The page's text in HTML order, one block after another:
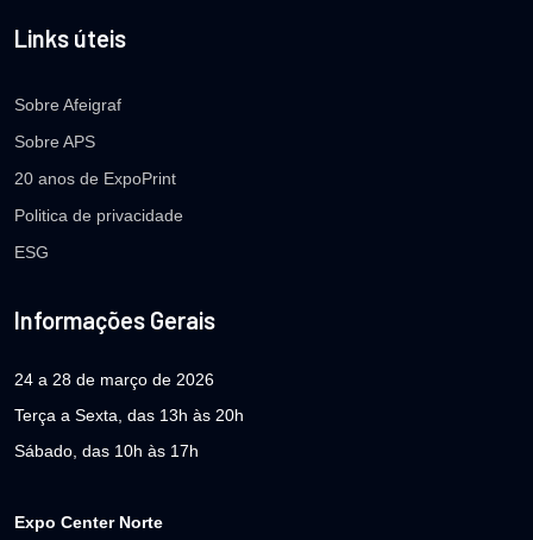
Links úteis
Sobre Afeigraf
Sobre APS
20 anos de ExpoPrint
Politica de privacidade
ESG
Informações Gerais
24 a 28 de março de 2026
Terça a Sexta, das 13h às 20h
Sábado, das 10h às 17h
Expo Center Norte